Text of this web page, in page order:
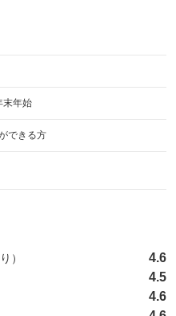
末年始
できる方
中）
） 4.6
4.5
4.6